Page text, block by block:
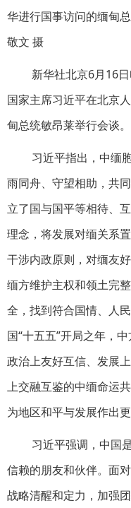
华进行国事访问的缅甸
敬文 摄
新华社北京6月16
国家主席习近平在北京
甸总统敏昂莱举行会谈。
习近平指出，中缅
雨同舟、守望相助，共
立了国与国平等相待、
理念，将发展对缅关系
干涉内政原则，对缅友
缅方维护主权和领土完
全，找到符合国情、人
国“十五五”开局之年，
政治上友好互信、发展
上交融互鉴的中缅命运
为地区和平与发展作出更
习近平强调，中国
信赖的朋友和伙伴。面
战略清醒和定力，加强